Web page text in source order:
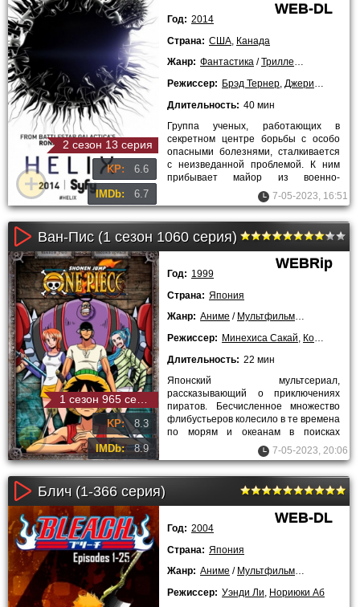
2 сезон 13 серия
KP: 6.6
IMDb: 6.7
WEB-DL
Год: 2014
Страна: США Канада
Жанр: Фантастика /Триллеры
Режиссер: Брэд Тернер, Джеримайя С. Чечи
Длительность: 40 мин
Группа ученых, работающих в
секретном центре борьбы с особо
опасными болезнями, сталкивается
с неизведанной проблемой. К ним
прибывает майор из военно-
медицинского института и сообщает,
что
7-05-2023, 16:51
Ван-Пис (1 сезон 1060 серия)
KP: 8.3
IMDb: 8.9
WEBRip
Год: 1999
Страна: Япония
Жанр: Аниме / Мультфильмы /
Режиссер: Минехиса Сакай, Коносуке Юд
Длительность: 22 мин
Японский мультсериал,
рассказывающий о приключениях
пиратов. Бесчисленное множество
флибустьеров колесило в те времена
по морям и океанам в поисках
легендарных сокровищ. От мелких
шаек на
7-05-2023, 20:06
Блич (1-366 серия)
WEB-DL
Год: 2004
Страна: Япония
Жанр: Аниме / Мультфильмы /
Режиссер: Уэнди Ли, Нориюки Аб